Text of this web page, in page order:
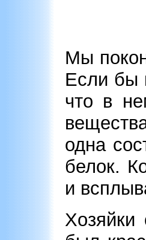
Мы
Если бы
что в
одна
белок.
и